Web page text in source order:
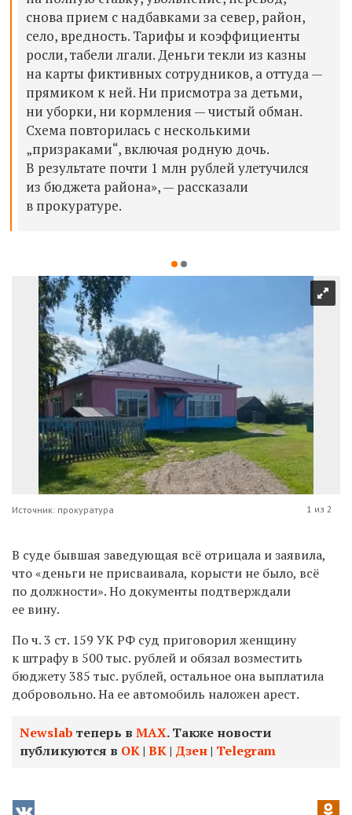
снова прием с надбавками за север, район,
село, вредность. Тарифы и коэффициенты
росли, табели лгали. Деньги текли из казны
на карты фиктивных сотрудников, а оттуда —
прямиком к ней. Ни присмотра за детьми,
ни уборки, ни кормления — чистый обман.
Схема повторилась с несколькими
„призраками“, включая родную дочь.
В результате почти 1 млн рублей улетучился
из бюджета района», — рассказали
в прокуратуре.
Источник: прокуратура 1 из 2
В суде бывшая заведующая всё отрицала и заявила,
что «деньги не присваивала, корысти не было, всё
по должности». Но документы подтверждали
ее вину.
По ч. 3 ст. 159 УК РФ суд приговорил женщину
к штрафу в 500 тыс. рублей и обязал возместить
бюджету 385 тыс. рублей, остальное она выплатила
добровольно. На ее автомобиль наложен арест.
Newslab теперь в МАХ. Также новости
публикуются в ОК| ВК| Дзен| Telegram